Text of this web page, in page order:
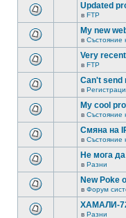
Updated
в FTP
My new
в Състояние
Very
в FTP
Can't send
в
My cool
в Състояние
Смяна на
в Състояние
Не мога
в Разни
New Poke
в Форум
ХАМАЛИ-
в Разни